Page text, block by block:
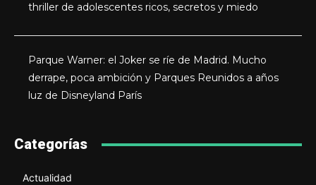
thriller de adolescentes ricos, secretos y miedo
Parque Warner: el Joker se ríe de Madrid. Mucho
derrape, poca ambición y Parques Reunidos a años
luz de Disneyland París
Categorías
Actualidad